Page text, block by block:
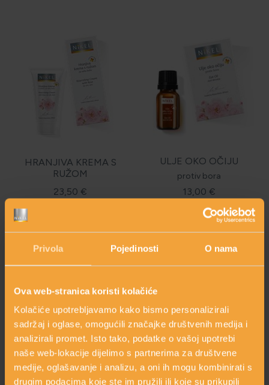
Privola Pojedinosti O nama
Ova web-stranica koristi kolačiće
Kolačiće upotrebljavamo kako bismo personalizirali
sadržaj i oglase, omogućili značajke društvenih medija i
analizirali promet. Isto tako, podatke o vašoj upotrebi
naše web-lokacije dijelimo s partnerima za društvene
medije, oglašavanje i analizu, a oni ih mogu kombinirati s
drugim podacima koje ste im pružili ili koje su prikupili
HRANJIVA KREMA S
RUŽOM
23,50 €
ULJE OKO OČIJU
protiv bora
13,00 €
DODAJ shopping_cart